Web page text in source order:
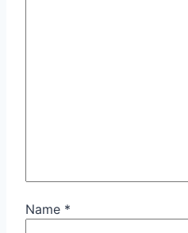
Name *